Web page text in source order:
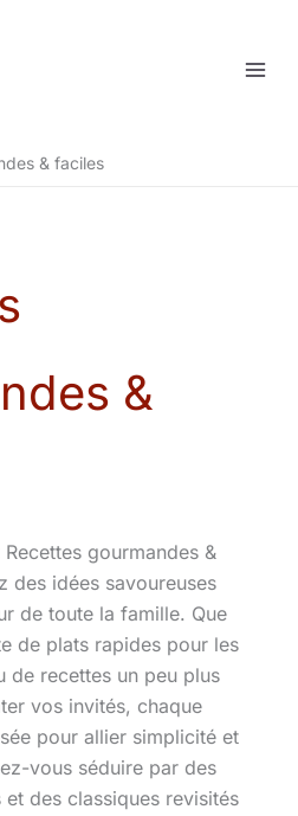
& faciles
&
gourmandes &
des idées savoureuses
de toute la famille. Que
de plats rapides pour les
de recettes un peu plus
vos invités, chaque
pour allier simplicité et
vous séduire par des
des classiques revisités